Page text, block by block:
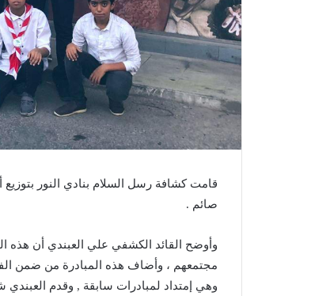
صائم .
مجتمعهم ، وأضاف هذه المبادرة من ضمن
وهي إمتداد لمبادرات سابقة , وقدم